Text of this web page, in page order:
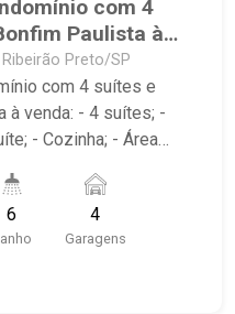
com 4
Paulista à
Preto/SP
com 4 suítes e
à venda: - 4 suítes; -
- Cozinha; - Área
gramado; - Varanda;
- Espaço Gourmet
- 4 vagas de
6 4
Garagens